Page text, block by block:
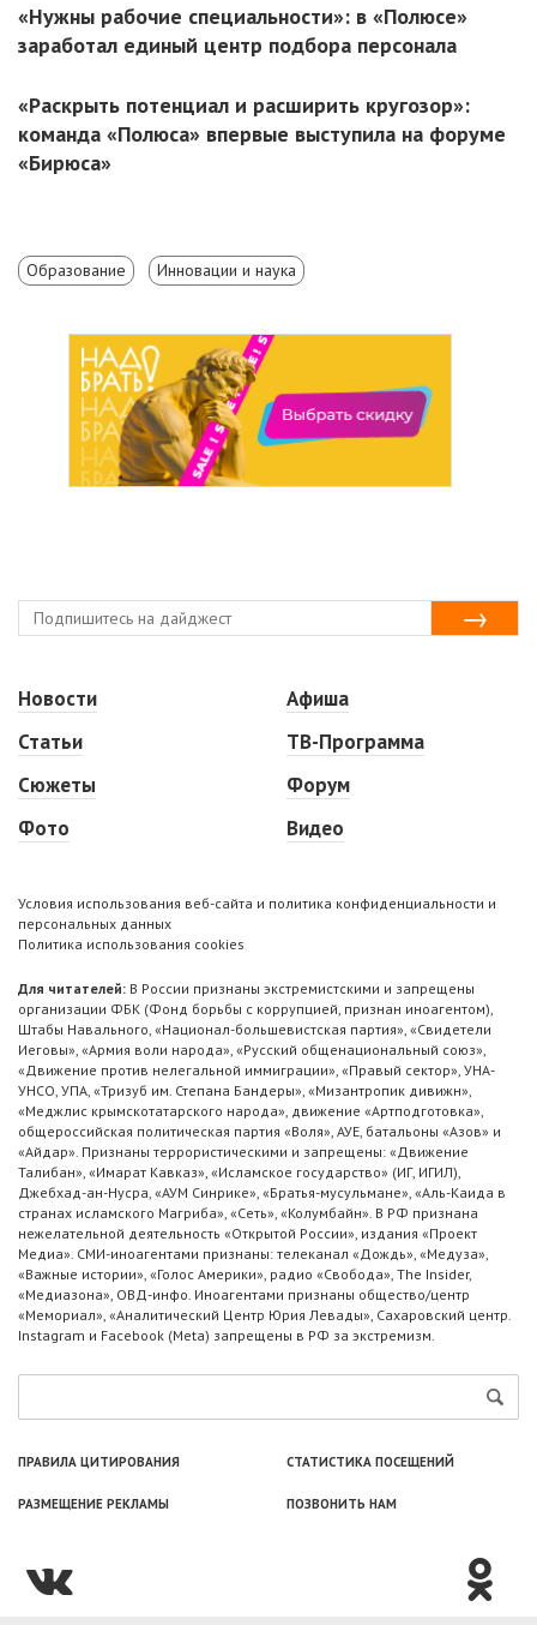
«Нужны рабочие специальности»: в «Полюсе»
заработал единый центр подбора персонала
«Раскрыть потенциал и расширить кругозор»:
команда «Полюса» впервые выступила на форуме
«Бирюса»
Образование Инновации и наука
Новости
Статьи
Сюжеты
Фото
Афиша
ТВ-Программа
Форум
Видео
Условия использования веб-сайта и политика конфиденциальности и
персональных данных
Политика использования cookies
Для читателей: В России признаны экстремистскими и запрещены
организации ФБК (Фонд борьбы с коррупцией, признан иноагентом),
Штабы Навального, «Национал-большевистская партия», «Свидетели
Иеговы», «Армия воли народа», «Русский общенациональный союз»,
«Движение против нелегальной иммиграции», «Правый сектор», УНА-
УНСО, УПА, «Тризуб им. Степана Бандеры», «Мизантропик дивижн»,
«Меджлис крымскотатарского народа», движение «Артподготовка»,
общероссийская политическая партия «Воля», АУЕ, батальоны «Азов» и
«Айдар». Признаны террористическими и запрещены: «Движение
Талибан», «Имарат Кавказ», «Исламское государство» (ИГ, ИГИЛ),
Джебхад-ан-Нусра, «АУМ Синрике», «Братья-мусульмане», «Аль-Каида в
странах исламского Магриба», «Сеть», «Колумбайн». В РФ признана
нежелательной деятельность «Открытой России», издания «Проект
Медиа». СМИ-иноагентами признаны: телеканал «Дождь», «Медуза»,
«Важные истории», «Голос Америки», радио «Свобода», The Insider,
«Медиазона», ОВД-инфо. Иноагентами признаны общество/центр
«Мемориал», «Аналитический Центр Юрия Левады», Сахаровский центр.
Instagram и Facebook (Metа) запрещены в РФ за экстремизм.
ПРАВИЛА ЦИТИРОВАНИЯ СТАТИСТИКА ПОСЕЩЕНИЙ
РАЗМЕЩЕНИЕ РЕКЛАМЫ ПОЗВОНИТЬ НАМ